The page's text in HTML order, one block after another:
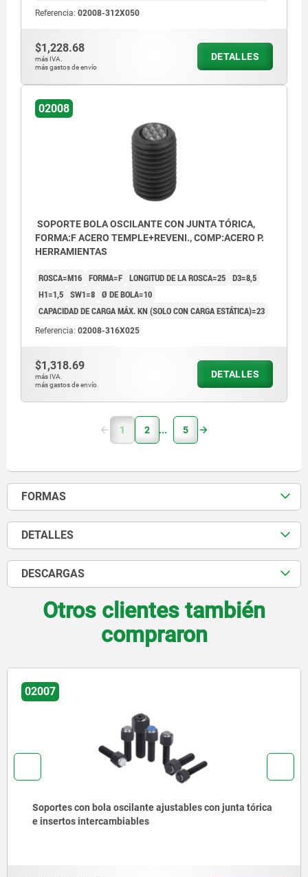
Referencia: 02008-312X050
$1,228.68
más IVA.
más gastos de envío
DETALLES
02008
SOPORTE BOLA OSCILANTE CON JUNTA TÓRICA,
FORMA:F ACERO TEMPLE+REVENI., COMP:ACERO P.
HERRAMIENTAS
ROSCA=M16 FORMA=F LONGITUD DE LA ROSCA=25 D3=8,5
H1=1,5 SW1=8 Ø DE BOLA=10
CAPACIDAD DE CARGA MÁX. KN (SOLO CON CARGA ESTÁTICA)=23
Referencia: 02008-316X025
$1,318.69
más IVA.
más gastos de envío
DETALLES
1 2 5
FORMAS
DETALLES
DESCARGAS
Otros clientes también
compraron
con bola oscilante ajustables con junta tórica
intercambiables